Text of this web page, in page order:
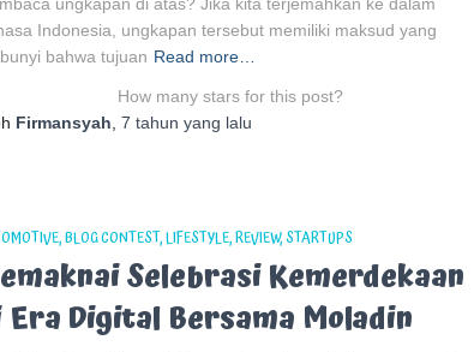
Indonesia, ungkapan tersebut memiliki maksud yang
bahwa tujuan Read more…
How many stars for this post?
Firmansyah 7 tahun yang lalu
BLOG CONTEST LIFESTYLE REVIEW STARTUPS
Selebrasi Kemerdekaan
Era Digital Bersama Moladin